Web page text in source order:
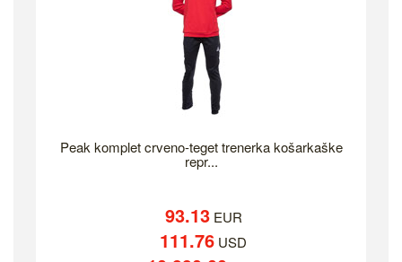
Peak komplet crveno-teget trenerka košarkaške
repr...
93.13EUR
111.76 USD